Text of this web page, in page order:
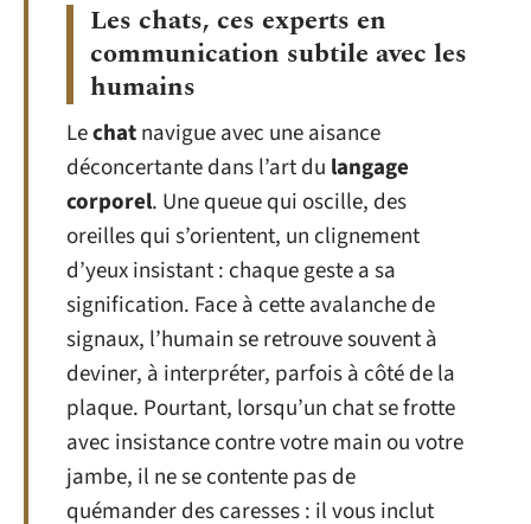
Les chats, ces experts en
communication subtile avec les
humains
Lechatnavigue avec une aisance
déconcertante dans l’art du langage
corporel. Une queue qui oscille, des
oreilles qui s’orientent, un clignement
d’yeux insistant : chaque geste a sa
signification. Face à cette avalanche de
signaux, l’humain se retrouve souvent à
deviner, à interpréter, parfois à côté de la
plaque. Pourtant, lorsqu’un chat se frotte
avec insistance contre votre main ou votre
jambe, il ne se contente pas de
quémander des caresses : il vous inclut